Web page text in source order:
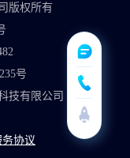
版权所有
号
技有限公司
务协议